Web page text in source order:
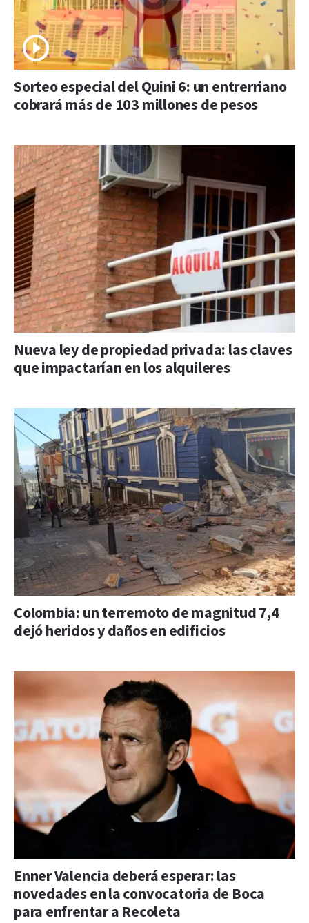
Sorteo especial del Quini 6: un entrerriano
cobrará más de 103 millones de pesos
Nueva ley de propiedad privada: las claves
que impactarían en los alquileres
Colombia: un terremoto de magnitud 7,4
dejó heridos y daños en edificios
Enner Valencia deberá esperar: las
novedades en la convocatoria de Boca
para enfrentar a Recoleta